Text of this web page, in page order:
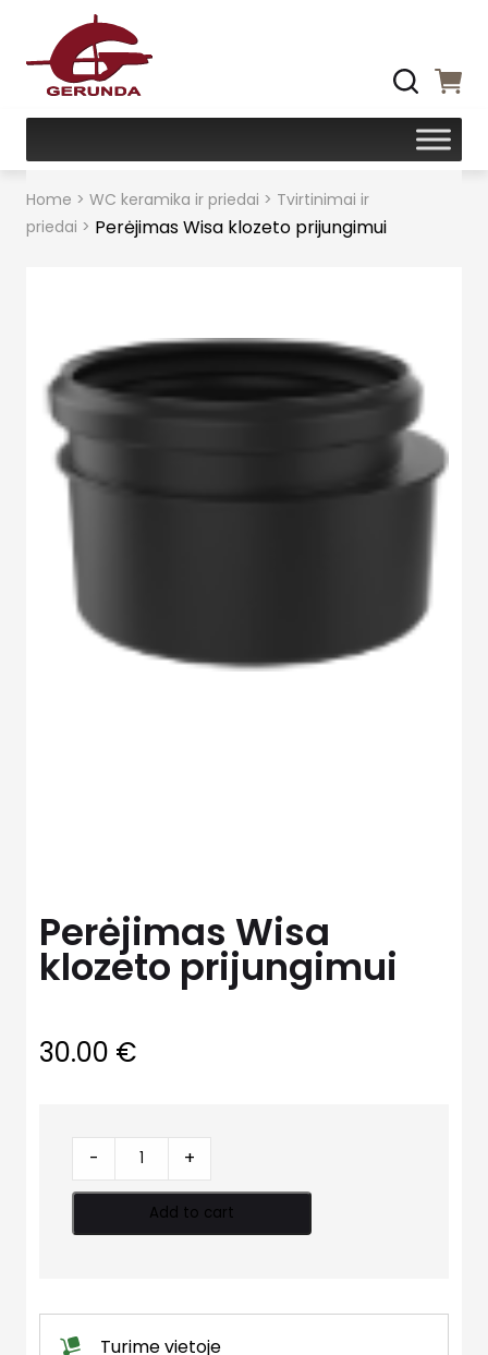
Home > WC keramika ir priedai > Tvirtinimai ir
priedai > Perėjimas Wisa klozeto prijungimui
Perėjimas Wisa
klozeto prijungimui
30.00 €
Perėjimas
Wisa
prijungimui
- +
Add to cart
Turime vietoje